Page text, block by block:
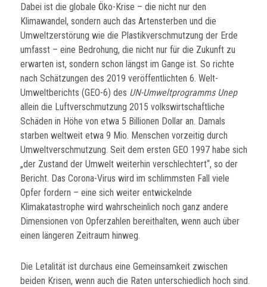
Dabei ist die globale Öko-Krise – die nicht nur den
Klimawandel, sondern auch das Artensterben und die
Umweltzerstörung wie die Plastikverschmutzung der Erde
umfasst – eine Bedrohung, die nicht nur für die Zukunft zu
erwarten ist, sondern schon längst im Gange ist. So richte
nach Schätzungen des 2019 veröffentlichten 6. Welt-
Umweltberichts (GEO-6) des UN-Umweltprogramms Unep
allein die Luftverschmutzung 2015 volkswirtschaftliche
Schäden in Höhe von etwa 5 Billionen Dollar an. Damals
starben weltweit etwa 9 Mio. Menschen vorzeitig durch
Umweltverschmutzung. Seit dem ersten GEO 1997 habe sich
„der Zustand der Umwelt weiterhin verschlechtert“, so der
Bericht. Das Corona-Virus wird im schlimmsten Fall viele
Opfer fordern – eine sich weiter entwickelnde
Klimakatastrophe wird wahrscheinlich noch ganz andere
Dimensionen von Opferzahlen bereithalten, wenn auch über
einen längeren Zeitraum hinweg.
Die Letalität ist durchaus eine Gemeinsamkeit zwischen
beiden Krisen, wenn auch die Raten unterschiedlich hoch sind.